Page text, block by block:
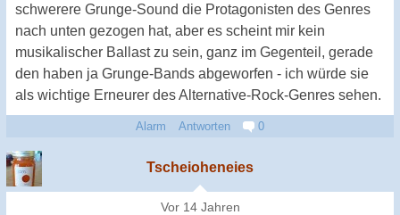
schwerere Grunge-Sound die Protagonisten des Genres
nach unten gezogen hat, aber es scheint mir kein
musikalischer Ballast zu sein, ganz im Gegenteil, gerade
den haben ja Grunge-Bands abgeworfen - ich würde sie
als wichtige Erneurer des Alternative-Rock-Genres sehen.
Alarm Antworten 0
Tscheioheneies
Vor 14 Jahren